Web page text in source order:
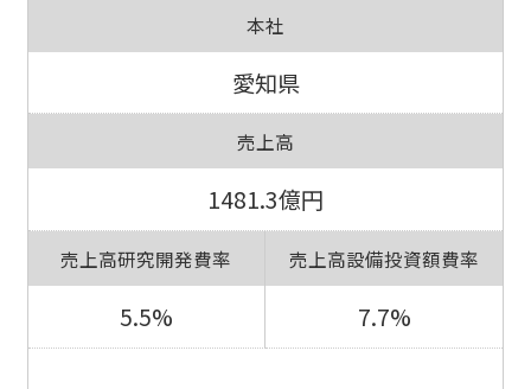
本社
愛知県
売上高
1481.3億円
売上高研究開発費率
5.5%
売上高設備投資額費率
7.7%